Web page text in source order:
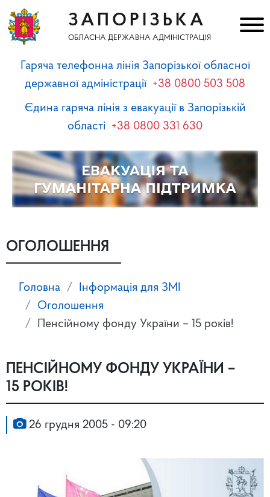
ЗАПОРІЗЬКА
ОБЛАСНА ДЕРЖАВНА АДМІНІСТРАЦІЯ
Гаряча телефонна лінія Запорізької обласної
державної адміністрації +38 0800 503 508
Єдина гаряча лінія з евакуації в Запорізькій
області +38 0800 331 630
ОГОЛОШЕННЯ
Головна
Інформація для ЗМІ
Оголошення
Пенсійному фонду України – 15 років!
ПЕНСІЙНОМУ ФОНДУ УКРАЇНИ –
15 РОКІВ!
26 грудня 2005 - 09:20